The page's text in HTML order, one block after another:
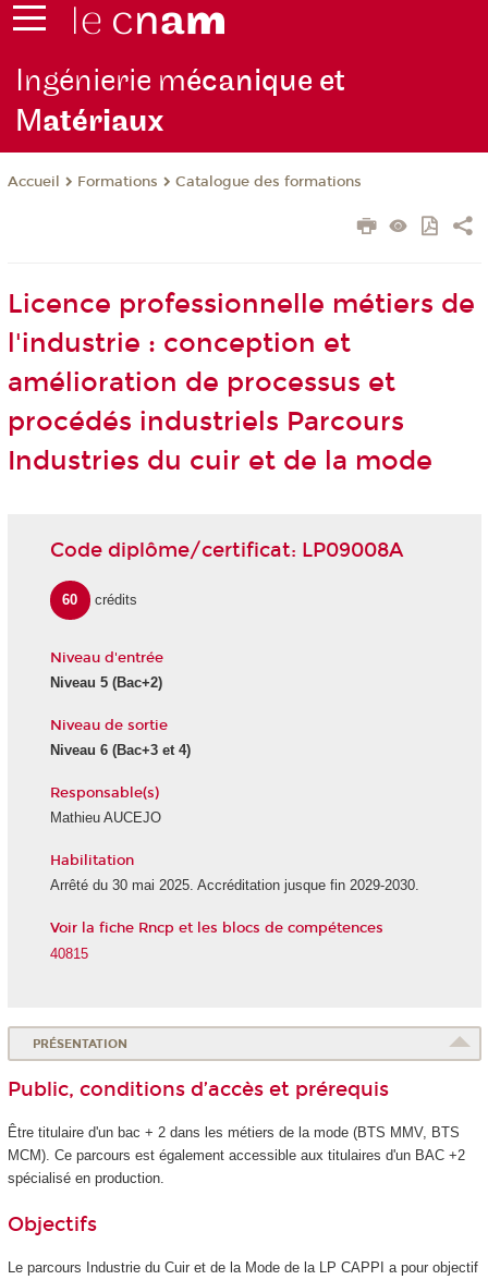
Ingénierie mécanique et
Matériaux
Accueil Formations Catalogue des formations
Licence professionnelle métiers de
l'industrie : conception et
amélioration de processus et
procédés industriels Parcours
Industries du cuir et de la mode
Code diplôme/certificat: LP09008A
60 crédits
Niveau d'entrée
Niveau 5(Bac+2)
Niveau de sortie
Niveau 6(Bac+3 et 4)
Responsable(s)
Mathieu AUCEJO
Habilitation
Arrêté du 30 mai 2025. Accréditation jusque fin 2029-2030.
Voir la fiche Rncp et les blocs de compétences
40815
PRÉSENTATION
Public, conditions d’accès et prérequis
Être titulaire d'un bac + 2 dans les métiers de la mode (BTS MMV, BTS
MCM). Ce parcours est également accessible aux titulaires d'un BAC +2
spécialisé en production.
Objectifs
Le parcours Industrie du Cuir et de la Mode de la LP CAPPI a pour objectif